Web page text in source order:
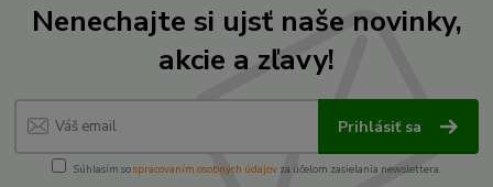
Nenechajte si ujsť naše novinky,
akcie a zľavy!
Prihlásiť sa
Súhlasím sospracovaním osobných údajov za účelom zasielania newslettera.